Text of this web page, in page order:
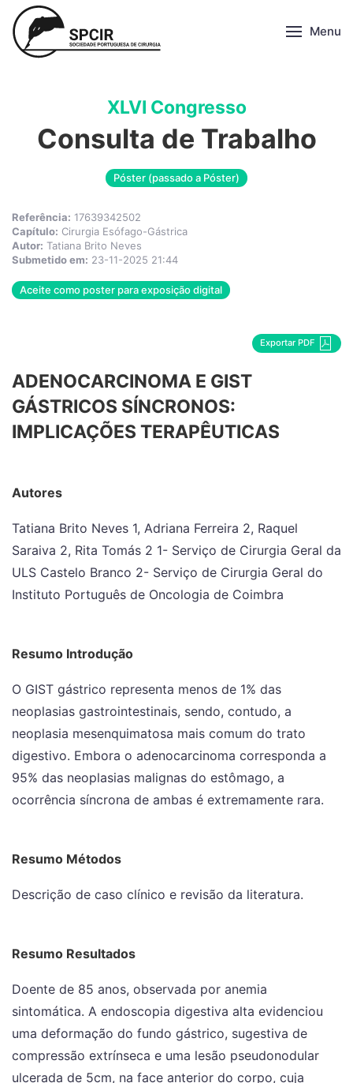
Menu
XLVI Congresso
Consulta de Trabalho
Póster (passado a Póster)
Referência: 17639342502
Capítulo: Cirurgia Esófago-Gástrica
Autor: Tatiana Brito Neves
Submetido em: 23-11-2025 21:44
Aceite como poster para exposição digital
Exportar PDF
ADENOCARCINOMA E GIST
GÁSTRICOS SÍNCRONOS:
IMPLICAÇÕES TERAPÊUTICAS
Autores
Tatiana Brito Neves 1, Adriana Ferreira 2, Raquel
Saraiva 2, Rita Tomás 2 1- Serviço de Cirurgia Geral da
ULS Castelo Branco 2- Serviço de Cirurgia Geral do
Instituto Português de Oncologia de Coimbra
Resumo Introdução
O GIST gástrico representa menos de 1% das
neoplasias gastrointestinais, sendo, contudo, a
neoplasia mesenquimatosa mais comum do trato
digestivo. Embora o adenocarcinoma corresponda a
95% das neoplasias malignas do estômago, a
ocorrência síncrona de ambas é extremamente rara.
Resumo Métodos
Descrição de caso clínico e revisão da literatura.
Resumo Resultados
Doente de 85 anos, observada por anemia
sintomática. A endoscopia digestiva alta evidenciou
uma deformação do fundo gástrico, sugestiva de
compressão extrínseca e uma lesão pseudonodular
ulcerada de 5cm, na face anterior do corpo, cuja